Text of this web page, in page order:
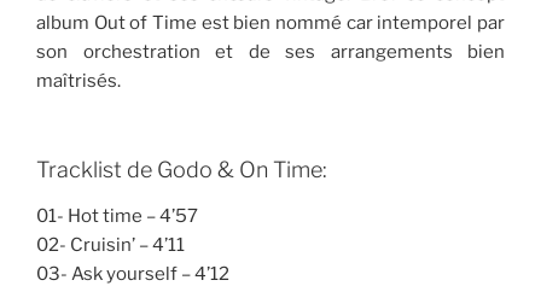
album Out of Time est bien nommé car intemporel par
son orchestration et de ses arrangements bien
maîtrisés.
Tracklist de Godo & On Time:
01- Hot time – 4’57
02- Cruisin’ – 4’11
03- Ask yourself – 4’12